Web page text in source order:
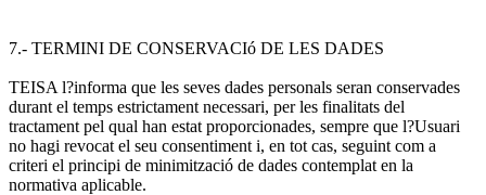
7.- TERMINI DE CONSERVACIó DE LES DADES
TEISA l?informa que les seves dades personals seran conservades
durant el temps estrictament necessari, per les finalitats del
tractament pel qual han estat proporcionades, sempre que l?Usuari
no hagi revocat el seu consentiment i, en tot cas, seguint com a
criteri el principi de minimització de dades contemplat en la
normativa aplicable.